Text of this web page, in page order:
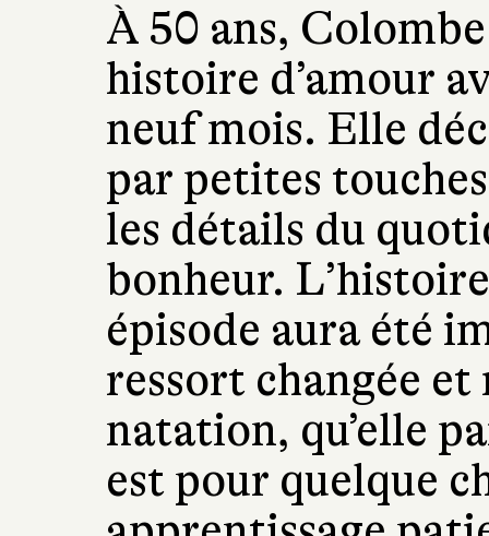
À 50 ans,
histoire d’amour
neuf mois. Elle
par petites
les détails du
bonheur.
épisode aura été
ressort changée
natation, qu’elle
est pour quelque